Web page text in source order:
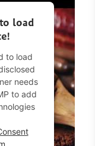
load
to load
needs
to add